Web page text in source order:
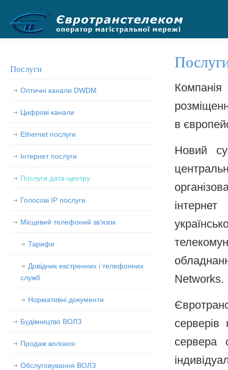
.
в
Новий
Networks.
сервера
Послуги
Оптичні канали DWDM
Цифрові канали
Ethernet послуги
Інтернет послуги
Послуги дата-центру
Голосові IP послуги
Місцевий телефоний зв’язок
Тарифи
Довідник екстренних і телефонних
служб
Нормативні документи
Будівництво ВОЛЗ
Продаж волокон
Обслуговування ВОЛЗ